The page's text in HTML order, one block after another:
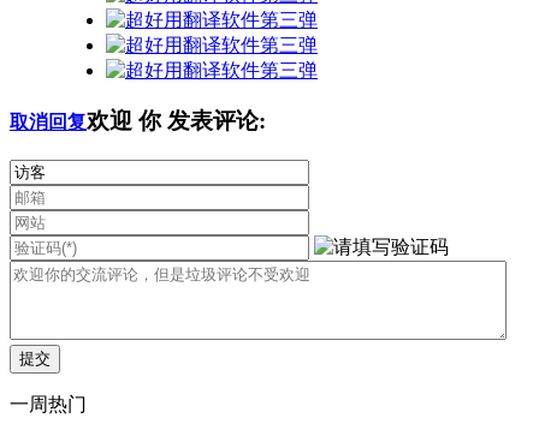
取消回复欢迎 你发表评论:
一周热门